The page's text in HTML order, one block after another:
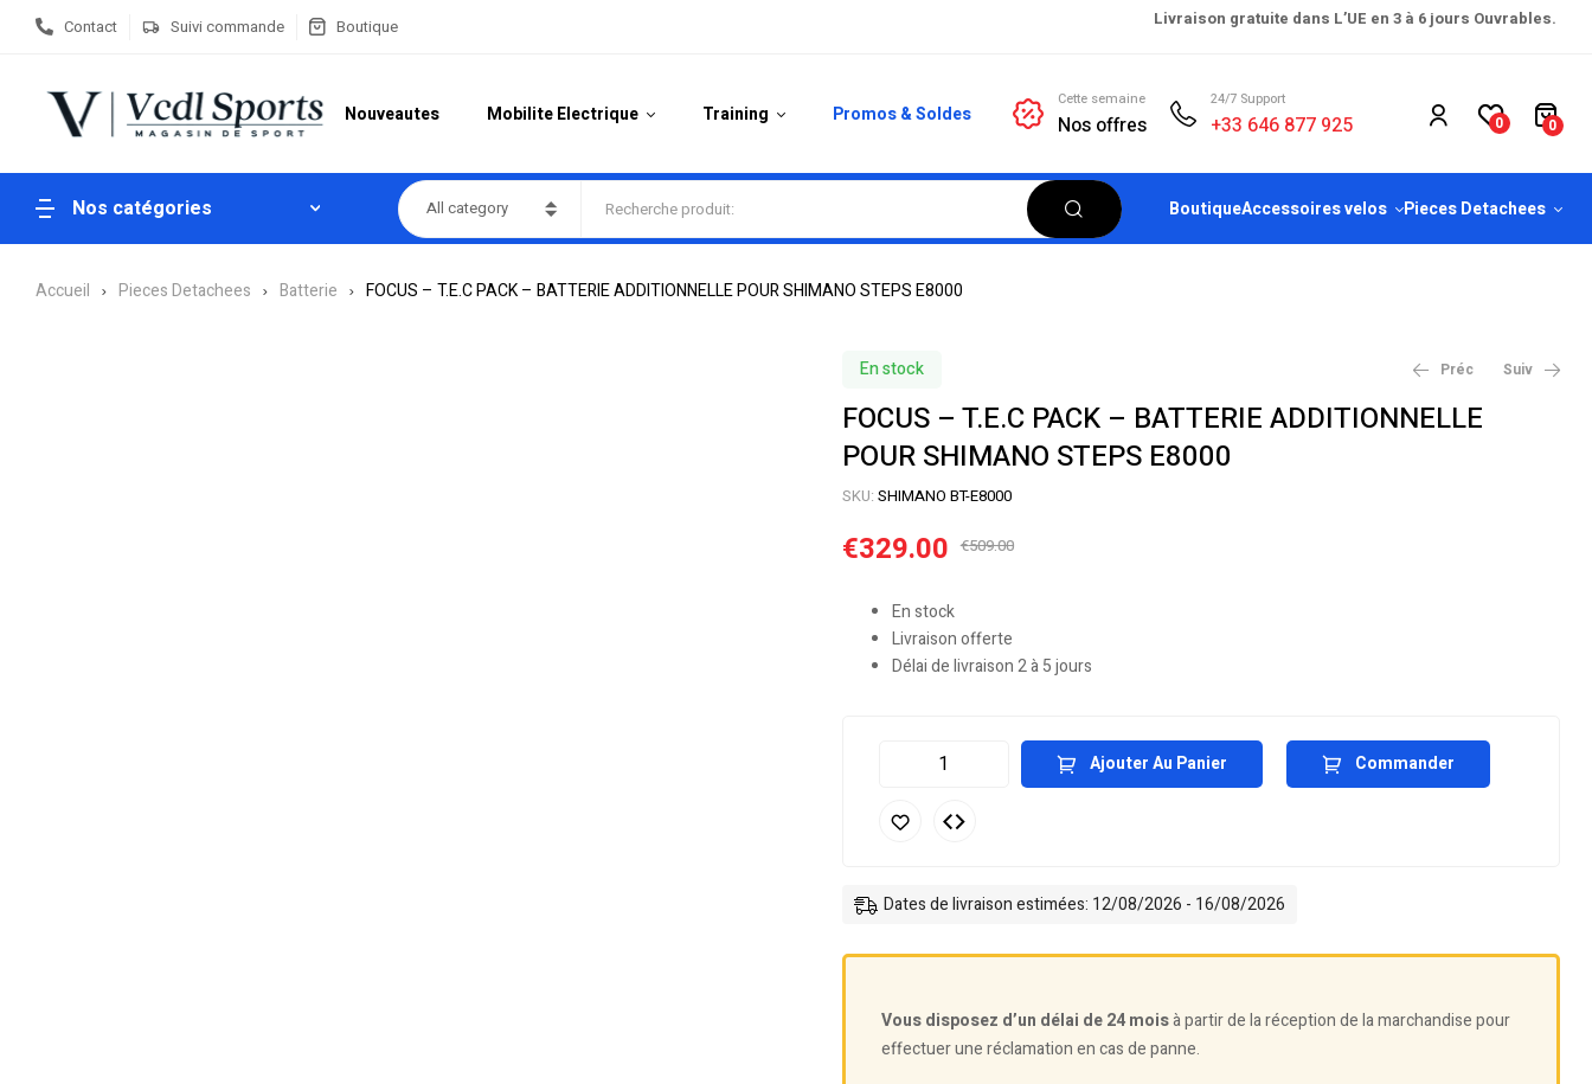
Contact Suivi commande Boutique Livraison gratuite dans L’UE en 3 à 6 jours Ouvrables.
Nouveautes Mobilite Electrique Training Promos & Soldes
Cette semaine
Nos offres
24/7 Support
+33 646 877 925 0 0
Nos catégories All category BoutiqueAccessoires velos Pieces Detachees
Accueil Pieces Detachees Batterie FOCUS – T.E.C PACK – BATTERIE ADDITIONNELLE POUR SHIMANO STEPS E8000
En stock Préc Suiv
FOCUS – T.E.C PACK – BATTERIE ADDITIONNELLE
POUR SHIMANO STEPS E8000
SKU: SHIMANO BT-E8000
€509.00
€329.00
En stock
Livraison offerte
Délai de livraison 2 à 5 jours
Ajouter Au Panier Commander
Dates de livraison estimées: 12/08/2026 - 16/08/2026
Vous disposez d’un délai de 24 moisà partir de la réception de la marchandise pour
effectuer une réclamation en cas de panne.